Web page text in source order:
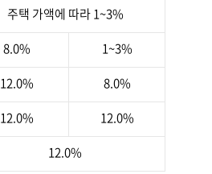
주택 가액에 따라 1~3%
8.0%
1~3%
12.0%
8.0%
12.0%
12.0%
12.0%